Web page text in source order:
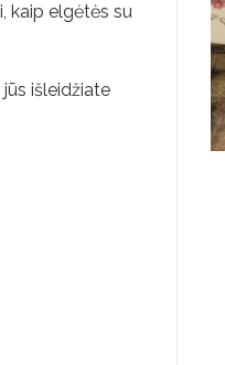
kaip elgėtės su
išleidžiate